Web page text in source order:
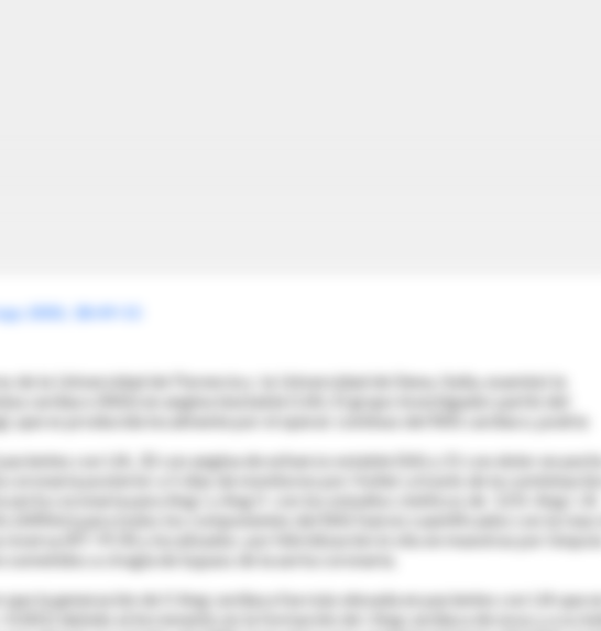
2001; 38:49-55
de la Universidad de Florencia y la Universidad de Siena, Italia, examinó la
cardíaco (RAS) en angina inestable (UA). El grupo investigador partió del
que es producida localmente por el operar continuo del RAS cardíaco, podría
con UA, 32 con angina de esfuerzo estable (SA) y 21 con dolor en pecho
coronaria posterior a 5 días de monitoreo por Holter a través de la
(ARNm) para todos los componentes del RAS fueron cuantificados con la
la generación de II Ang cardiaca fue más elevada en pacientes con UA que
debido al incremento en la formación de I Ang cardiaca de novo y a su